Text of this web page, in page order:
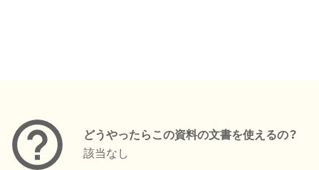
どうやったらこの資料の文書を使えるの？
該当なし